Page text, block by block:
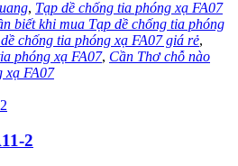
, Tạp dề chống tia phóng xạ FA07
biết khi mua Tạp dề chống tia phóng
chống tia phóng xạ FA07 giá rẻ,
phóng xạ FA07, Cần Thơ chỗ nào
xạ FA07
2